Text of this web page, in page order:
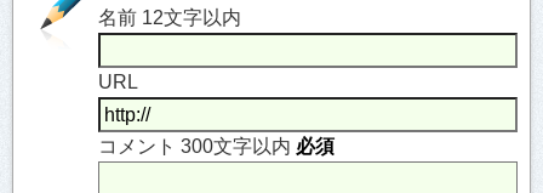
名前 12文字以内
URL
コメント 300文字以内 必須